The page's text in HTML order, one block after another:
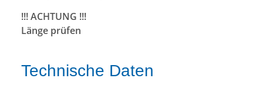
!!! ACHTUNG !!!
Länge prüfen
Technische Daten